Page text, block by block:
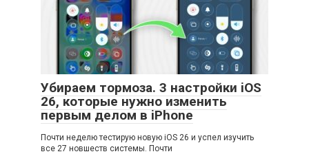
Убираем тормоза. 3 настройки iOS
26, которые нужно изменить
первым делом в iPhone
Почти неделю тестирую новую iOS 26 и успел изучить
все 27 новшеств системы. Почти